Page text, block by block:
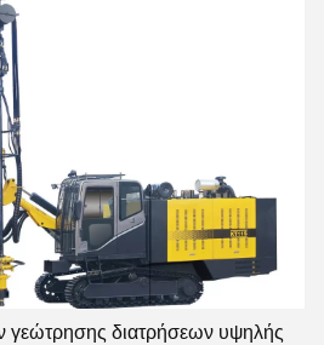
γεώτρησης διατρήσεων υψηλής